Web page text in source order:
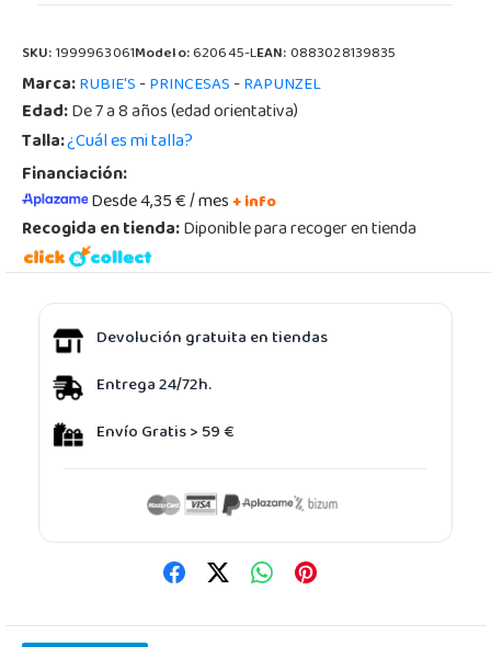
SKU:1999963061Modelo:620645-LEAN:0883028139835
Marca:RUBIE'S-PRINCESAS-RAPUNZEL
Edad:De 7 a 8 años (edad orientativa)
Talla:¿Cuál es mi talla?
Financiación:
Desde 4,35 € / mes+ info
Recogida en tienda:Diponible para recoger en tienda
Devolución gratuita en tiendas
Entrega 24/72h.
Envío Gratis > 59 €